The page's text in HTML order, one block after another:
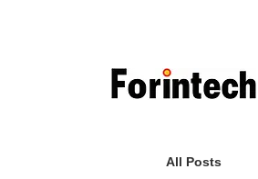
All Posts